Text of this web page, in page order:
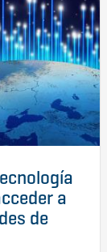
a
de